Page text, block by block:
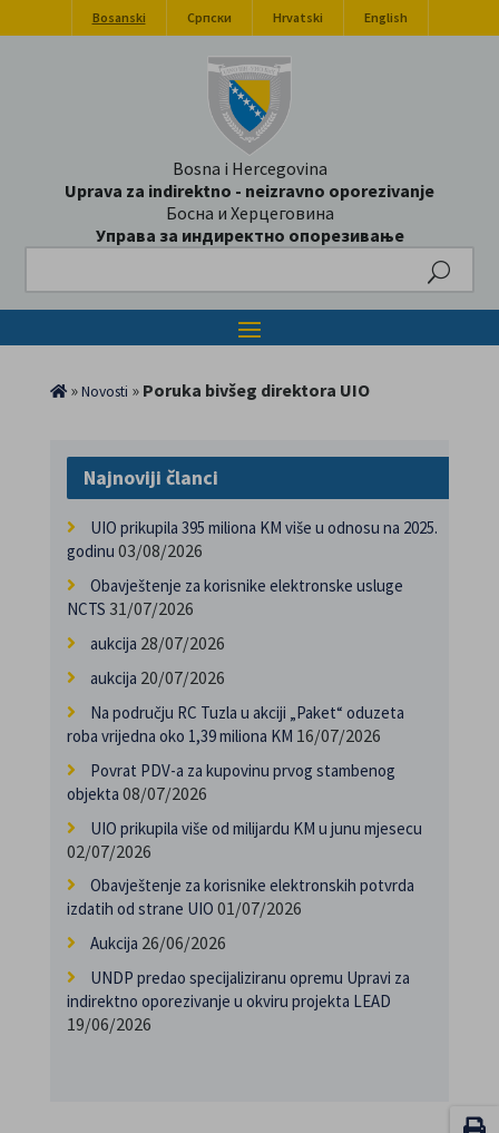
Bosanski Српски Hrvatski English
Bosna i Hercegovina
Uprava za indirektno - neizravno oporezivanje
Босна и Херцеговина
Управа за индиректно опорезивање
»Novosti » Poruka bivšeg direktora UIO
Najnoviji članci
UIO prikupila 395 miliona KM više u odnosu na 2025.
godinu 03/08/2026
Obavještenje za korisnike elektronske usluge
NCTS 31/07/2026
aukcija 28/07/2026
aukcija 20/07/2026
Na području RC Tuzla u akciji „Paket“ oduzeta
roba vrijedna oko 1,39 miliona KM 16/07/2026
Povrat PDV-a za kupovinu prvog stambenog
objekta 08/07/2026
UIO prikupila više od milijardu KM u junu mjesecu
02/07/2026
Obavještenje za korisnike elektronskih potvrda
izdatih od strane UIO 01/07/2026
Aukcija 26/06/2026
UNDP predao specijaliziranu opremu Upravi za
indirektno oporezivanje u okviru projekta LEAD
19/06/2026